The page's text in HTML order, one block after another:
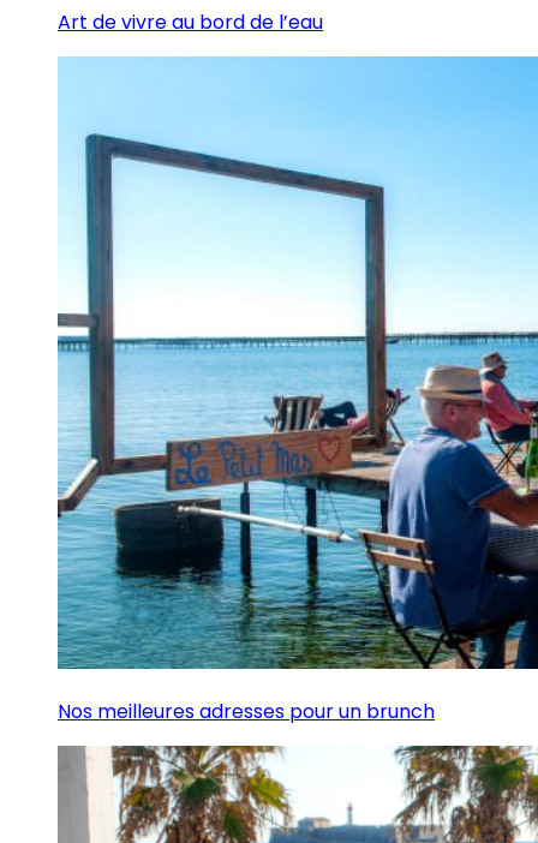
Art de vivre au bord de l’eau
Nos meilleures adresses pour un brunch